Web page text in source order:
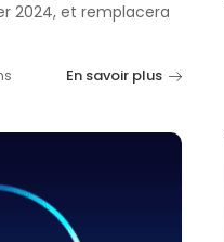
2024, et remplacera
En savoir plus